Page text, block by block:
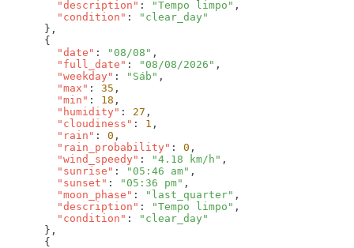
        "description"
: "Tempo limpo"
        "condition"
:
        "date"
: "08/08"
        "full_date"
: "08/08/2026"
        "weekday"
: "Sáb"
        "max"
: 35
        "min"
: 18
        "humidity"
: 27
        "cloudiness"
: 1
        "rain"
: 0
        "rain_probability"
: 0
        "wind_speedy"
: "4.18 km/h"
        "sunrise"
: "05:46 am"
        "sunset"
: "05:36 pm"
        "moon_phase"
: "last_quarter"
        "description"
: "Tempo limpo"
        "condition"
: